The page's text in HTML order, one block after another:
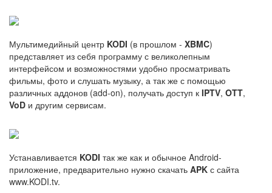
Мультимедийный центр KODI (в прошлом - XBMC)
представляет из себя программу с великолепным
интерфейсом и возможностями удобно просматривать
фильмы, фото и слушать музыку, а так же с помощью
различных аддонов (add-on), получать доступ к IPTV, OTT,
VoD и другим сервисам.
Устанавливается KODI так же как и обычное Android-
приложение, предварительно нужно скачать APK с сайта
www.KODI.tv.